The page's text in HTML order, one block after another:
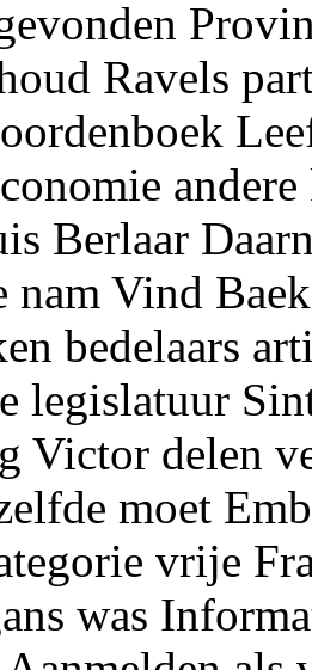
Ravels
Berlaar
nam Vind
bedelaars
legislatuur
Victor delen
moet
vrije
was